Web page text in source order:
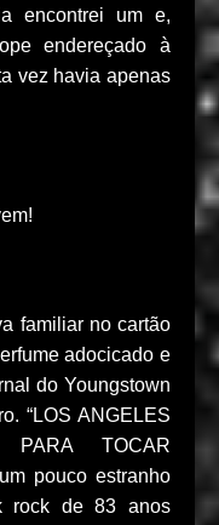
encontrei um e,
endereçado à
vez havia apenas
familiar no cartão
adocicado e
do Youngstown
“LOS ANGELES
TOCAR
pouco estranho
rock de 83 anos